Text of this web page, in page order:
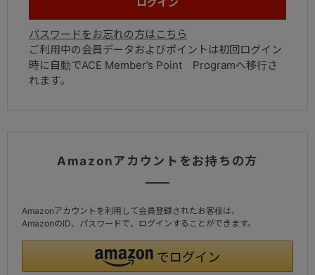
パスワードをお忘れの方はこちら
ご利用中の会員データおよびポイントは初回ログイン
時に自動でACE Member’s Point Programへ移行さ
れます。
Amazonアカウントをお持ちの方
Amazonアカウントを利用して会員登録されたお客様は、
AmazonのID、パスワードで、ログインすることができます。